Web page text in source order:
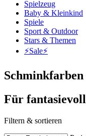
Spielzeug
Baby & Kleinkind
Spiele
Sport & Outdoor
Stars & Themen
⚡️Sale⚡️
Schminkfarben
Für
Filtern & sortieren